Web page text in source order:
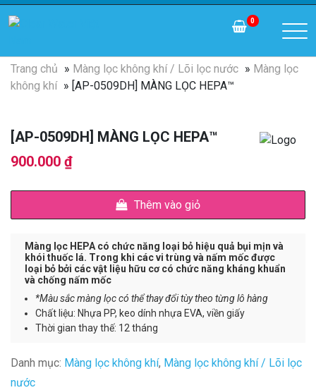
0
Trang chủ » Màng lọc không khí / Lõi lọc nước » Màng lọc
không khí » [AP-0509DH] MÀNG LỌC HEPA™
[AP-0509DH] MÀNG LỌC HEPA™
900.000 ₫
Thêm vào giỏ
Màng lọc HEPA có chức năng loại bỏ hiệu quả bụi mịn và
khói thuốc lá. Trong khi các vi trùng và nấm mốc được
loại bỏ bởi các vật liệu hữu cơ có chức năng kháng khuẩn
và chống nấm mốc
*Màu sắc màng lọc có thể thay đổi tùy theo từng lô hàng
Chất liệu: Nhựa PP, keo dính nhựa EVA, viền giấy
Thời gian thay thế: 12 tháng
Danh mục: Màng lọc không khí, Màng lọc không khí / Lõi lọc
nước